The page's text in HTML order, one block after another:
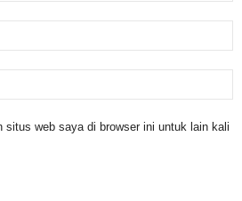
situs web saya di browser ini untuk lain kali